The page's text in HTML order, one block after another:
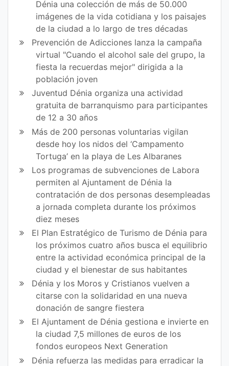
en
Fa
ce
bo
ok
en
Tw
itt
er
Dénia una colección de más de 50.000
imágenes de la vida cotidiana y los paisajes
de la ciudad a lo largo de tres décadas
Prevención de Adicciones lanza la campaña
virtual "Cuando el alcohol sale del grupo, la
fiesta la recuerdas mejor" dirigida a la
población joven
Juventud Dénia organiza una actividad
gratuita de barranquismo para participantes
de 12 a 30 años
Más de 200 personas voluntarias vigilan
desde hoy los nidos del ‘Campamento
Tortuga’ en la playa de Les Albaranes
Los programas de subvenciones de Labora
permiten al Ajuntament de Dénia la
contratación de dos personas desempleadas
a jornada completa durante los próximos
diez meses
El Plan Estratégico de Turismo de Dénia para
los próximos cuatro años busca el equilibrio
entre la actividad económica principal de la
ciudad y el bienestar de sus habitantes
Dénia y los Moros y Cristianos vuelven a
citarse con la solidaridad en una nueva
donación de sangre fiestera
El Ajuntament de Dénia gestiona e invierte en
la ciudad 7,5 millones de euros de los
fondos europeos Next Generation
Dénia refuerza las medidas para erradicar la